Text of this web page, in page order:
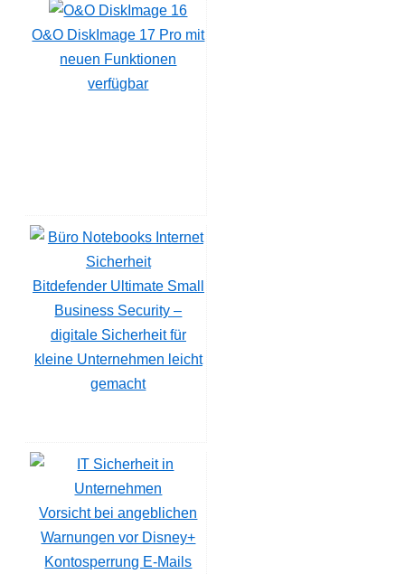
O&O DiskImage 17 Pro mit
neuen Funktionen
verfügbar
Bitdefender Ultimate Small
Business Security –
digitale Sicherheit für
kleine Unternehmen leicht
gemacht
Vorsicht bei angeblichen
Warnungen vor Disney+
Kontosperrung E-Mails